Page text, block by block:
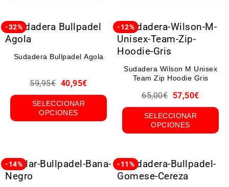
-32%
Sudadera Bullpadel Agola
59,95€ 40,95€
SELECCIONAR
OPCIONES
-12%
Sudadera Wilson M Unisex
Team Zip Hoodie Gris
65,00€ 57,50€
SELECCIONAR
OPCIONES
-14% -11%